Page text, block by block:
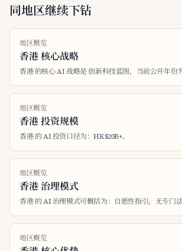
同地区继续下钻
地区概览
香港 核心战略
香港 的核心 AI 战略是 创新科技蓝图，当前公开年份为
地区概览
香港 投资规模
香港 的 AI 投资口径为：HK$20B+。
地区概览
香港 治理模式
香港 的 AI 治理模式可概括为：自愿性指引，无专门法
地区概览